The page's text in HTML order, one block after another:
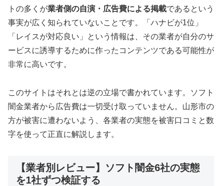
トの多くが業者側の自演・広告費による掲載であるという
事実が広く知られていないことです。「ハナビが1位」
「レイスが対応良い」という情報は、その業者が自分のサ
ービスに誘導するために作ったコンテンツである可能性が
非常に高いです。
このサイトはそれとは逆の立場で書かれています。ソフト
闇金業者から広告費は一切受け取っていません。山形市の
方が被害に遭わないよう、各業者の実態を被害口コミと数
字を使って正直に解説します。
【業者別レビュー】ソフト闇金6社の実態
を1社ずつ検証する